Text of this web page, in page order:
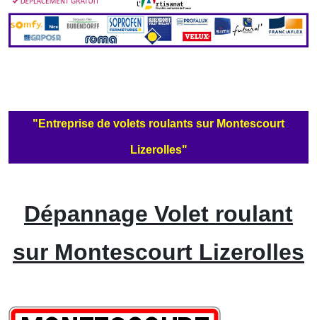
"Entreprise de volets roulants sur Montescourt
Lizerolles"
Dépannage Volet roulant
sur Montescourt Lizerolles